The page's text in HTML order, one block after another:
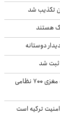
تکذیب شد
هستند
دوستانه
آسوشیتدپرس افشا کرد: حملات سنگین ایران باعث ضربه مغزی ۷۰۰ نظامی
ترکیه است